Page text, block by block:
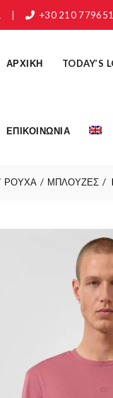
+30 210
ΑΡΧΙΚΗ TODAY’S
ΕΠΙΚΟΙΝΩΝΙΑ
ΡΟΥΧΑ ΜΠΛΟΥΖΕΣ